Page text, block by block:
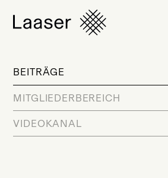
BEITRÄGE
MITGLIEDERBEREICH
VIDEOKANAL